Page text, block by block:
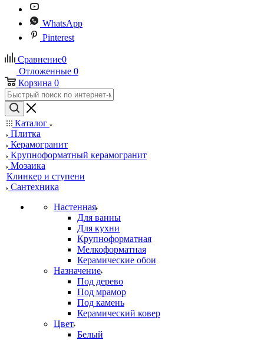
WhatsApp
Pinterest
Сравнение0
Отложенные 0
Корзина 0
Каталог
Плитка
Керамогранит
Крупноформатный керамогранит
Мозаика
Клинкер и ступени
Сантехника
Настенная
Для ванны
Для кухни
Крупноформатная
Мелкоформатная
Керамические обои
Назначение
Под дерево
Под мрамор
Под камень
Керамический ковер
Цвет
Белый